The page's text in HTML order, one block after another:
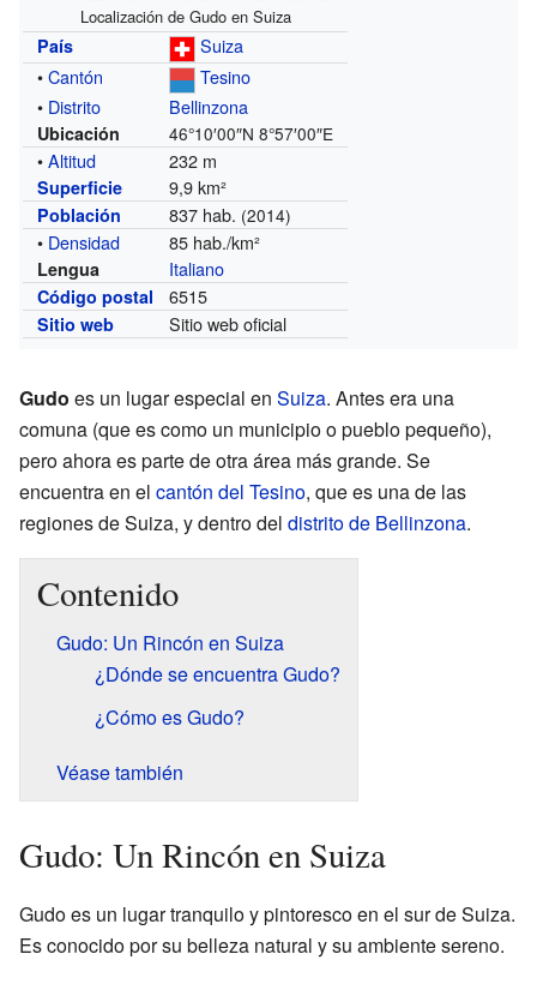
Localización de Gudo en Suiza
País
Suiza
•Cantón
Tesino
• Distrito Bellinzona
Ubicación 46°10′00″N 8°57′00″E
•Altitud 232 m
Superficie 9,9 km²
Población 837 hab. (2014)
• Densidad 85 hab./km²
Lengua Italiano
Código postal 6515
Sitio web Sitio web oficial
Gudo es un lugar especial en Suiza. Antes era una
comuna (que es como un municipio o pueblo pequeño),
pero ahora es parte de otra área más grande. Se
encuentra en el cantón del Tesino, que es una de las
regiones de Suiza, y dentro del distrito de Bellinzona.
Contenido
Gudo: Un Rincón en Suiza
¿Dónde se encuentra Gudo?
¿Cómo es Gudo?
Véase también
Gudo: Un Rincón en Suiza
Gudo es un lugar tranquilo y pintoresco en el sur de Suiza.
Es conocido por su belleza natural y su ambiente sereno.